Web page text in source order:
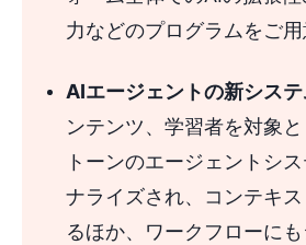
AI統合: フロー内にコンテキスト
Cornerstone AgentReady: 信頼
ンスに準拠したAIエージェント
Cornerstone Galaxy AI: コアテ
ォームの更新
力などのプログラムをご用
AIエージェントの新システ
ンテンツ、学習者を対象
トーンのエージェントシ
ナライズされ、コンテキ
るほか、ワークフローに